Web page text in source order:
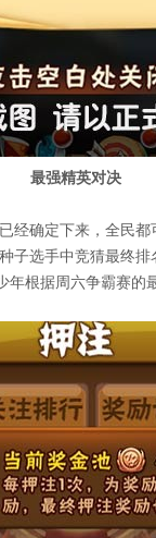
最强精英对决
确定下来，全民都
子选手中竞猜最终
根据周六争霸赛